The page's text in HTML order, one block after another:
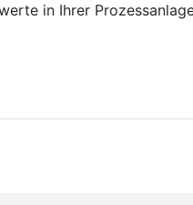
in Ihrer